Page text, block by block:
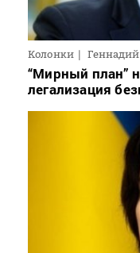
Колонки
“Мирный план”
легализация